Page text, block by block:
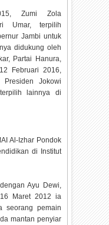
Zumi Zola
Umar, terpilih
Jambi untuk
didukung oleh
Partai Hanura,
Februari 2016,
Jokowi
lainnya di
Al-Izhar Pondok
di Institut
Ayu Dewi,
Maret 2012 ia
seorang pemain
mantan penyiar